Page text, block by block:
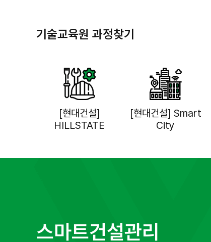
기술교육원 과정찾기
[현대건설]
HILLSTATE
[현대건설] Smart
City
스마트건설관리